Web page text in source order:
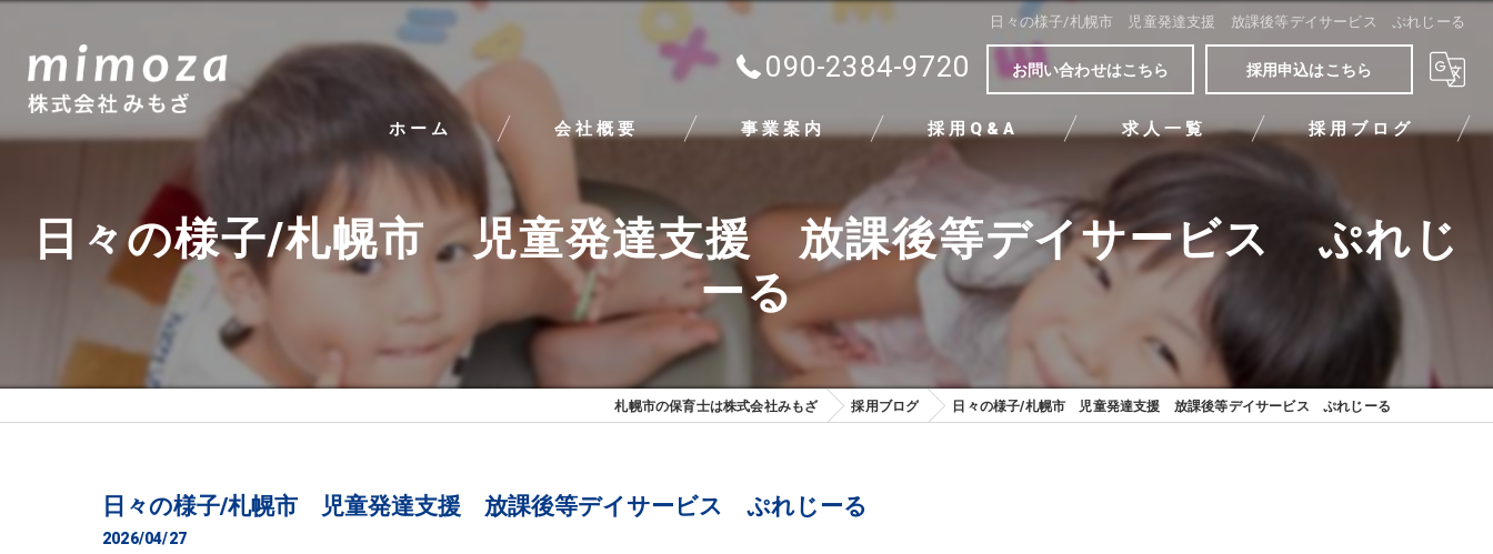
日々の様子/札幌市 児童発達支援 放課後等デイサービス ぷれじーる
090-2384-9720 お問い合わせはこちら 採用申込はこちら
ホーム 会社概要
代表挨拶
ビジョン
求める人物像
事業案内 採用Q&A 求人一覧 採用ブログ
日々の様子/札幌市 児童発達支援 放課後等デイサービス ぷれじ
ーる
札幌市の保育士は株式会社みもざ 採用ブログ 日々の様子/札幌市 児童発達支援 放課後等デイサービス ぷれじーる
日々の様子/札幌市 児童発達支援 放課後等デイサービス ぷれじーる
2026/04/27